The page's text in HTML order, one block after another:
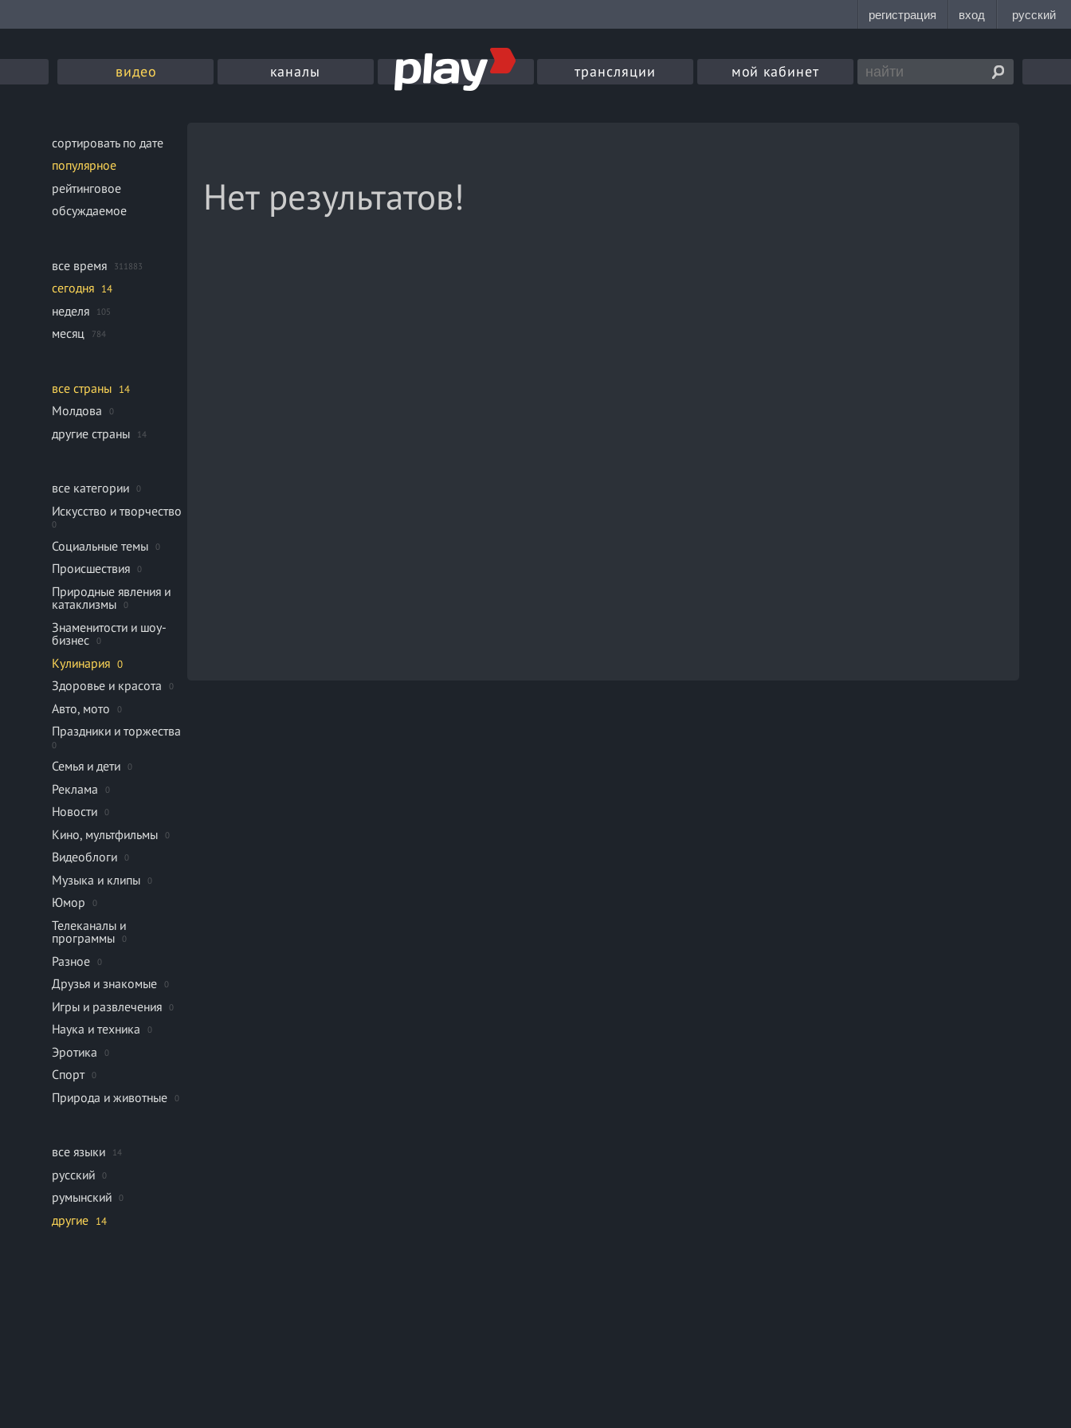
видео каналы трансляции мой кабинет
сортировать по дате
популярное
рейтинговое
обсуждаемое
все время 311883
сегодня 14
неделя 105
месяц 784
все страны 14
Молдова 0
другие страны 14
все категории 0
Искусство и творчество
0
Социальные темы 0
Происшествия 0
Природные явления и
катаклизмы
0
Знаменитости и шоу-
бизнес
0
Кулинария 0
Здоровье и красота 0
Авто, мото 0
Праздники и торжества
0
Семья и дети 0
Реклама 0
Новости 0
Кино, мультфильмы 0
Видеоблоги 0
Музыка и клипы 0
Юмор 0
Телеканалы и
программы
0
Разное 0
Друзья и знакомые 0
Игры и развлечения 0
Наука и техника 0
Эротика 0
Спорт 0
Природа и животные 0
все языки 14
русский 0
румынский 0
другие 14
Нет результатов!